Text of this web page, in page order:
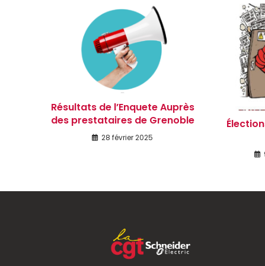
Résultats de l’Enquete Auprès
des prestataires de Grenoble
28 février 2025